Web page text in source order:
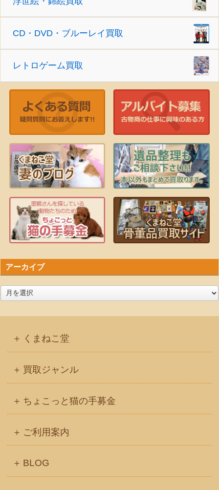
CD・DVD・ブルーレイ買取
レトロゲーム買取
アーカイブ
くまねこ堂
買取ジャンル
ちょこっと猫の手募金
ご利用案内
BLOG